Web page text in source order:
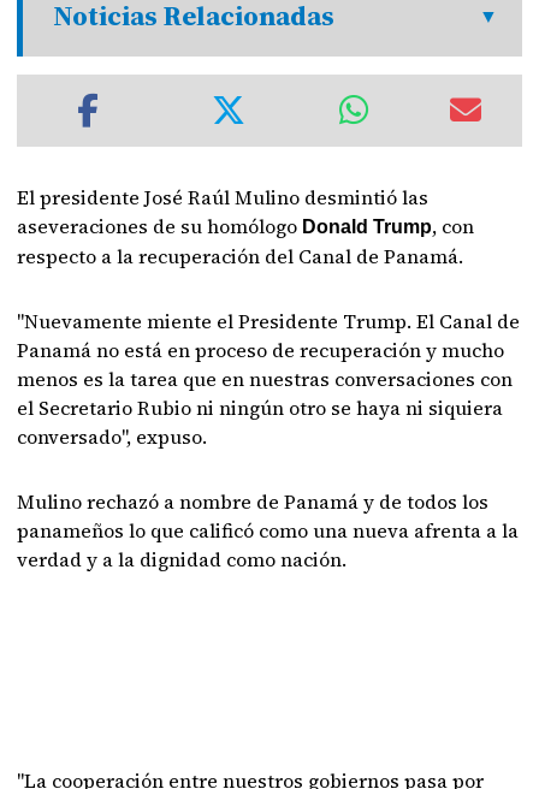
Noticias Relacionadas
El presidente José Raúl Mulino desmintió las
aseveraciones de su homólogo Donald Trump, con
respecto a la recuperación del Canal de Panamá.
"Nuevamente miente el Presidente Trump. El Canal de
Panamá no está en proceso de recuperación y mucho
menos es la tarea que en nuestras conversaciones con
el Secretario Rubio ni ningún otro se haya ni siquiera
conversado", expuso.
Mulino rechazó a nombre de Panamá y de todos los
panameños lo que calificó como una nueva afrenta a la
verdad y a la dignidad como nación.
"La cooperación entre nuestros gobiernos pasa por